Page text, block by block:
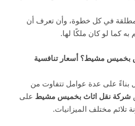
في كل خطوة، وأن تعرف أن
كما لو كان ملكًا لها.
بخميس مشيط؟ أسعار تنافسية
بناءً على عدة عوامل تتفاوت من
شركة نقل اثاث بخميس مشيط على
تلائم مختلف الميزانيات.